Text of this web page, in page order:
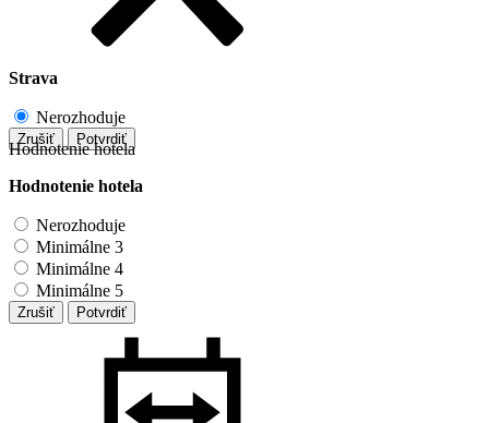
Strava
Nerozhoduje
Zrušiť Potvrdiť
Hodnotenie hotela
Hodnotenie hotela
Nerozhoduje
Minimálne 3
Minimálne 4
Minimálne 5
Zrušiť Potvrdiť